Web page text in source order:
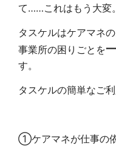
て……これはもう大変。
タスケルはケアマネ
事業所の困りごとを
す。
タスケルの簡単なご
①ケアマネが仕事の依